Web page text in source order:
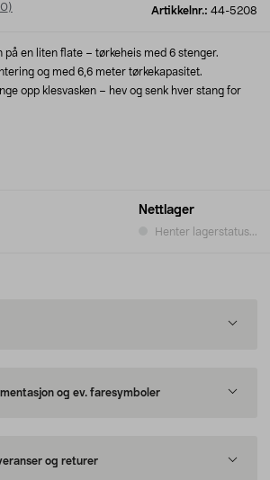
Artikkelnr.: 44-5208
)
Nettlager
Henter lagerstatus...
på en liten flate – tørkeheis med 6 stenger.
og med 6,6 meter tørkekapasitet.
opp klesvasken – hev og senk hver stang for
og ev. faresymboler
og returer